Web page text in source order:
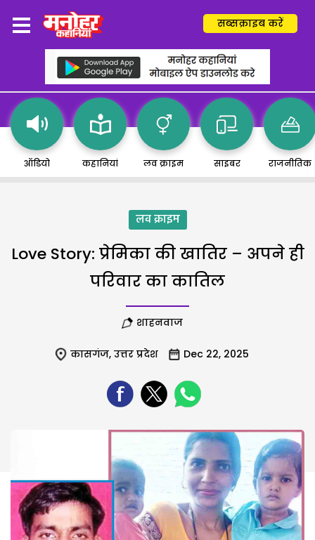
सब्सक्राइब करें
ऑडियो कहानियां लव क्राइम साइबर राजनीतिक
लव क्राइम
Love Story: प्रेमिका की खातिर – अपने ही
परिवार का कातिल
शाहनवाज
कासगंज, उत्तर प्रदेश Dec 22, 2025